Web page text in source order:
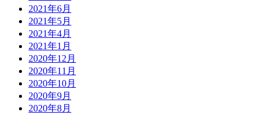
2021年6月
2021年5月
2021年4月
2021年1月
2020年12月
2020年11月
2020年10月
2020年9月
2020年8月